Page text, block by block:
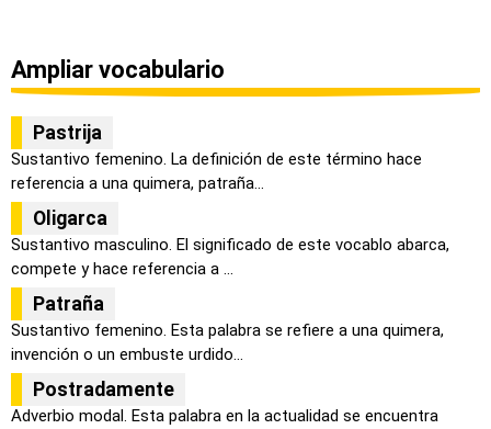
Ampliar vocabulario
Pastrija
Sustantivo femenino. La definición de este término hace
referencia a una quimera, patraña...
Oligarca
Sustantivo masculino. El significado de este vocablo abarca,
compete y hace referencia a ...
Patraña
Sustantivo femenino. Esta palabra se refiere a una quimera,
invención o un embuste urdido...
Postradamente
Adverbio modal. Esta palabra en la actualidad se encuentra